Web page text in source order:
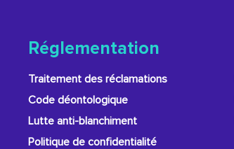
Réglementation
Traitement des réclamations
Code déontologique
Lutte anti-blanchiment
Politique de confidentialité